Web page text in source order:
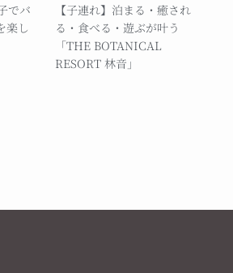
でバ
楽し
【子連れ】泊まる・癒され
る・食べる・遊ぶが叶う
「THE BOTANICAL
RESORT 林音」